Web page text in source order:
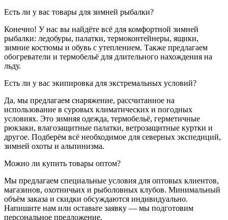
Есть ли у вас товары для зимней рыбалки?
Конечно! У нас вы найдёте всё для комфортной зимней
рыбалки: ледобуры, палатки, термоконтейнеры, ящики,
зимние костюмы и обувь с утеплением. Также предлагаем
обогреватели и термобельё для длительного нахождения на
льду.
Есть ли у вас экипировка для экстремальных условий?
Да, мы предлагаем снаряжение, рассчитанное на
использование в суровых климатических и погодных
условиях. Это зимняя одежда, термобельё, герметичные
рюкзаки, влагозащитные палатки, ветрозащитные куртки и
другое. Подберём всё необходимое для северных экспедиций,
зимней охоты и альпинизма.
Можно ли купить товары оптом?
Мы предлагаем специальные условия для оптовых клиентов,
магазинов, охотничьих и рыболовных клубов. Минимальный
объём заказа и скидки обсуждаются индивидуально.
Напишите нам или оставьте заявку — мы подготовим
персональное предложение.